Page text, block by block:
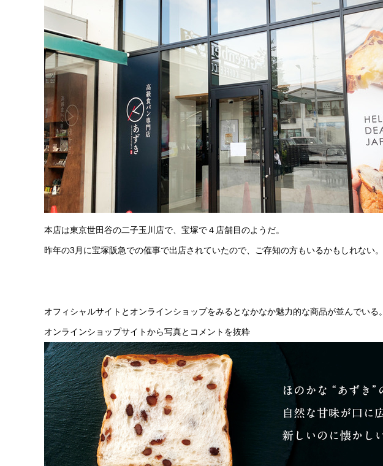
本店は東京世田谷の二子玉川店で、宝塚で４店舗目のようだ。
昨年の3月に宝塚阪急での催事で出店されていたので、ご存知の方もいるかもしれない。
オフィシャルサイトとオンラインショップをみるとなかなか魅力的な商品が並んでいる。
オンラインショップサイトから写真とコメントを抜粋